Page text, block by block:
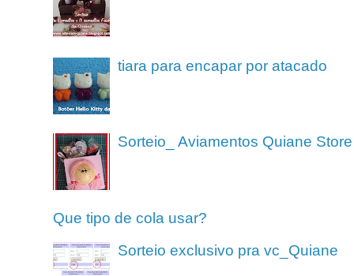
tiara para encapar por atacado
Sorteio_ Aviamentos Quiane Store
Que tipo de cola usar?
Sorteio exclusivo pra vc_Quiane